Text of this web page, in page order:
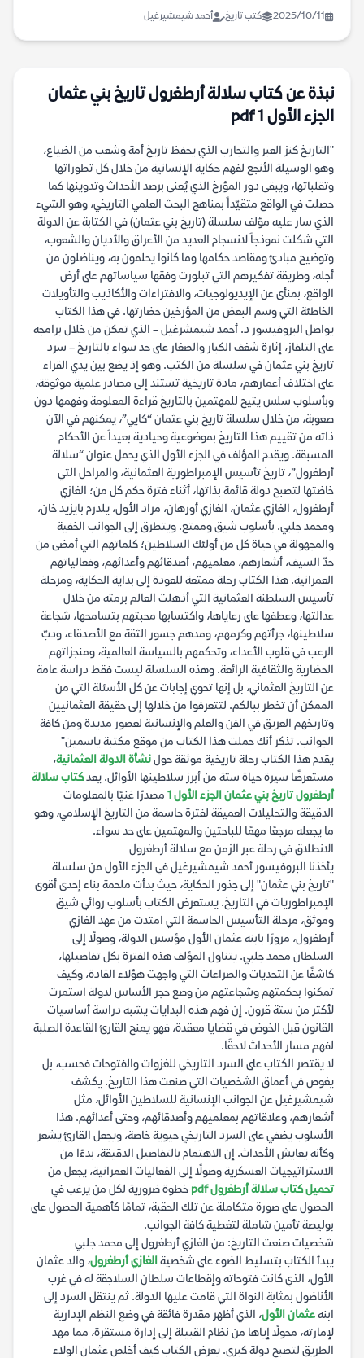
2025/10/11 كتب تاريخ أحمد شيمشيرغيل
نبذة عن كتاب سلالة أرطغرول تاريخ بني عثمان
الجزء الأول 1 pdf
"التاريخ كنز العبر والتجارب الذي يحفظ تاريخ أمة وشعب من الضياع،
وهو الوسيلة الأنجع لفهم حكاية الإنسانية من خلال كل تطوراتها
وتقلباتها، ويبقى دور المؤرخ الذي يُعنى برصد الأحداث وتدوينها كما
حصلت في الواقع متقيّداً بمناهج البحث العلمي التاريخي، وهو الشيء
الذي سار عليه مؤلف سلسلة (تاريخ بني عثمان) في الكتابة عن الدولة
التي شكلت نموذجاً لانسجام العديد من الأعراق والأديان والشعوب،
وتوضيح مبادئ ومقاصد حكامها وما كانوا يحلمون به، ويناضلون من
أجله، وطريقة تفكيرهم التي تبلورت وفقها سياساتهم على أرض
الواقع، بمنأى عن الإيديولوجيات، والافتراءات والأكاذيب والتأويلات
الخاطئة التي وسم البعض من المؤرخين حضارتها. في هذا الكتاب
يواصل البروفيسور د. أحمد شيمشرغيل – الذي تمكن من خلال برامجه
على التلفاز، إثارة شغف الكبار والصغار على حد سواء بالتاريخ – سرد
تاريخ بني عثمان في سلسلة من الكتب. وهو إذ يضع بين يدي القراء
على اختلاف أعمارهم، مادة تاريخية تستند إلى مصادر علمية موثوقة،
وبأسلوب سلس يتيح للمهتمين بالتاريخ قراءة المعلومة وفهمها دون
صعوبة، من خلال سلسلة تاريخ بني عثمان “كايي”، يمكنهم في الآن
ذاته من تقييم هذا التاريخ بموضوعية وحيادية بعيداً عن الأحكام
المسبقة. ويقدم المؤلف في الجزء الأول الذي يحمل عنوان “سلالة
أرطغرول”، تاريخ تأسيس الإمبراطورية العثمانية، والمراحل التي
خاضتها لتصبح دولة قائمة بذاتها، أثناء فترة حكم كل من؛ الغازي
أرطغرول، الغازي عثمان، الغازي أورهان، مراد الأول، يلدرم بايزيد خان،
ومحمد جلبي. بأسلوب شيق وممتع. ويتطرق إلى الجوانب الخفية
والمجهولة في حياة كل من أولئك السلاطين؛ كلماتهم التي أمضى من
حدّ السيف، أشعارهم، معلميهم، أصدقائهم وأعدائهم، وفعالياتهم
العمرانية. هذا الكتاب رحلة ممتعة للعودة إلى بداية الحكاية، ومرحلة
تأسيس السلطنة العثمانية التي أذهلت العالم برمته من خلال
عدالتها، وعطفها على رعاياها، واكتسابها محبتهم بتسامحها، شجاعة
سلاطينها، جرأتهم وكرمهم، ومدهم جسور الثقة مع الأصدقاء، ودبّ
الرعب في قلوب الأعداء، وتحكمهم بالسياسة العالمية، ومنجزاتهم
الحضارية والثقافية الرائعة. وهذه السلسلة ليست فقط دراسة عامة
عن التاريخ العثماني، بل إنها تحوي إجابات عن كل الأسئلة التي من
الممكن أن تخطر ببالكم. لتتعرفوا من خلالها إلى حقيقة العثمانيين
وتاريخهم العريق في الفن والعلم والإنسانية لعصور مديدة ومن كافة
الجوانب. تذكر أنك حملت هذا الكتاب من موقع مكتبة ياسمين"
يقدم هذا الكتاب رحلة تاريخية موثقة حولنشأة الدولة العثمانية،
مستعرضًا سيرة حياة ستة من أبرز سلاطينها الأوائل. يعدكتاب سلالة
أرطغرول تاريخ بني عثمان الجزء الأول 1
مصدرًا غنيًا بالمعلومات
الدقيقة والتحليلات العميقة لفترة حاسمة من التاريخ الإسلامي، وهو
ما يجعله مرجعًا مهمًا للباحثين والمهتمين على حد سواء.
الانطلاق في رحلة عبر الزمن مع سلالة أرطغرول
يأخذنا البروفيسور أحمد شيمشيرغيل في الجزء الأول من سلسلة
"تاريخ بني عثمان" إلى جذور الحكاية، حيث بدأت ملحمة بناء إحدى أقوى
الإمبراطوريات في التاريخ. يستعرض الكتاب بأسلوب روائي شيق
وموثق، مرحلة التأسيس الحاسمة التي امتدت من عهد الغازي
أرطغرول، مرورًا بابنه عثمان الأول مؤسس الدولة، وصولًا إلى
السلطان محمد جلبي. يتناول المؤلف هذه الفترة بكل تفاصيلها،
كاشفًا عن التحديات والصراعات التي واجهت هؤلاء القادة، وكيف
تمكنوا بحكمتهم وشجاعتهم من وضع حجر الأساس لدولة استمرت
لأكثر من ستة قرون. إن فهم هذه البدايات يشبه دراسة أساسيات
القانون قبل الخوض في قضايا معقدة، فهو يمنح القارئ القاعدة الصلبة
لفهم مسار الأحداث لاحقًا.
لا يقتصر الكتاب على السرد التاريخي للغزوات والفتوحات فحسب، بل
يغوص في أعماق الشخصيات التي صنعت هذا التاريخ. يكشف
شيمشيرغيل عن الجوانب الإنسانية للسلاطين الأوائل، مثل
أشعارهم، وعلاقاتهم بمعلميهم وأصدقائهم، وحتى أعدائهم. هذا
الأسلوب يضفي على السرد التاريخي حيوية خاصة، ويجعل القارئ يشعر
وكأنه يعايش الأحداث. إن الاهتمام بالتفاصيل الدقيقة، بدءًا من
الاستراتيجيات العسكرية وصولًا إلى الفعاليات العمرانية، يجعل من
تحميل كتاب سلالة أرطغرول pdf
خطوة ضرورية لكل من يرغب في
الحصول على صورة متكاملة عن تلك الحقبة، تمامًا كأهمية الحصول على
بوليصة تأمين شاملة لتغطية كافة الجوانب.
شخصيات صنعت التاريخ: من الغازي أرطغرول إلى محمد جلبي
يبدأ الكتاب بتسليط الضوء على شخصيةالغازي أرطغرول، والد عثمان
الأول، الذي كانت فتوحاته وإقطاعات سلطان السلاجقة له في غرب
الأناضول بمثابة النواة التي قامت عليها الدولة. ثم ينتقل السرد إلى
ابنهعثمان الأول، الذي أظهر مقدرة فائقة في وضع النظم الإدارية
لإمارته، محولًا إياها من نظام القبيلة إلى إدارة مستقرة، مما مهد
الطريق لتصبح دولة كبرى. يعرض الكتاب كيف أخلص عثمان الولاء